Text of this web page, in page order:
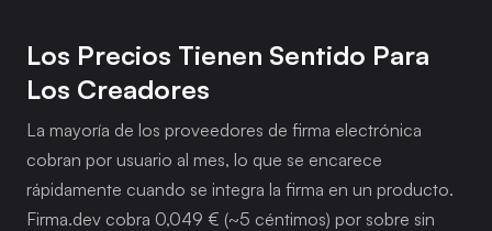
Los Precios Tienen Sentido Para
Los Creadores
La mayoría de los proveedores de firma electrónica
cobran por usuario al mes, lo que se encarece
rápidamente cuando se integra la firma en un producto.
Firma.dev cobra 0,049 € (~5 céntimos) por sobre sin